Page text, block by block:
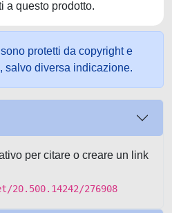
a questo prodotto.
protetti da copyright e
salvo diversa indicazione.
per citare o creare un link
276908